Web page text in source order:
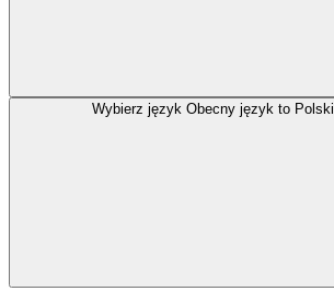
Wybierz język Obecny język to Polski